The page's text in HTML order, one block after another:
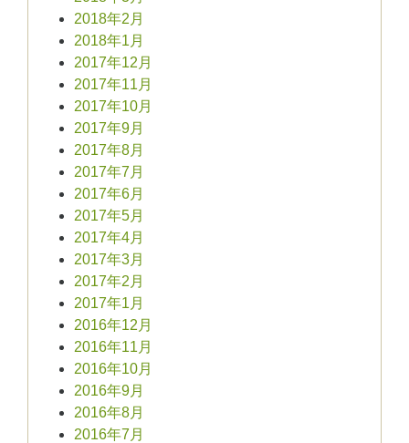
2018年2月
2018年1月
2017年12月
2017年11月
2017年10月
2017年9月
2017年8月
2017年7月
2017年6月
2017年5月
2017年4月
2017年3月
2017年2月
2017年1月
2016年12月
2016年11月
2016年10月
2016年9月
2016年8月
2016年7月